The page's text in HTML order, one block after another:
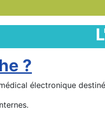
?
électronique